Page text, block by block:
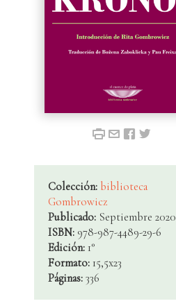
Colección: biblioteca
Gombrowicz
Publicado: Septiembre 2020
ISBN: 978-987-4489-29-6
Edición: 1°
Formato: 15,5x23
Páginas: 336